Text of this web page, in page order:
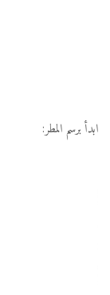
ابدأ برسم المطر: